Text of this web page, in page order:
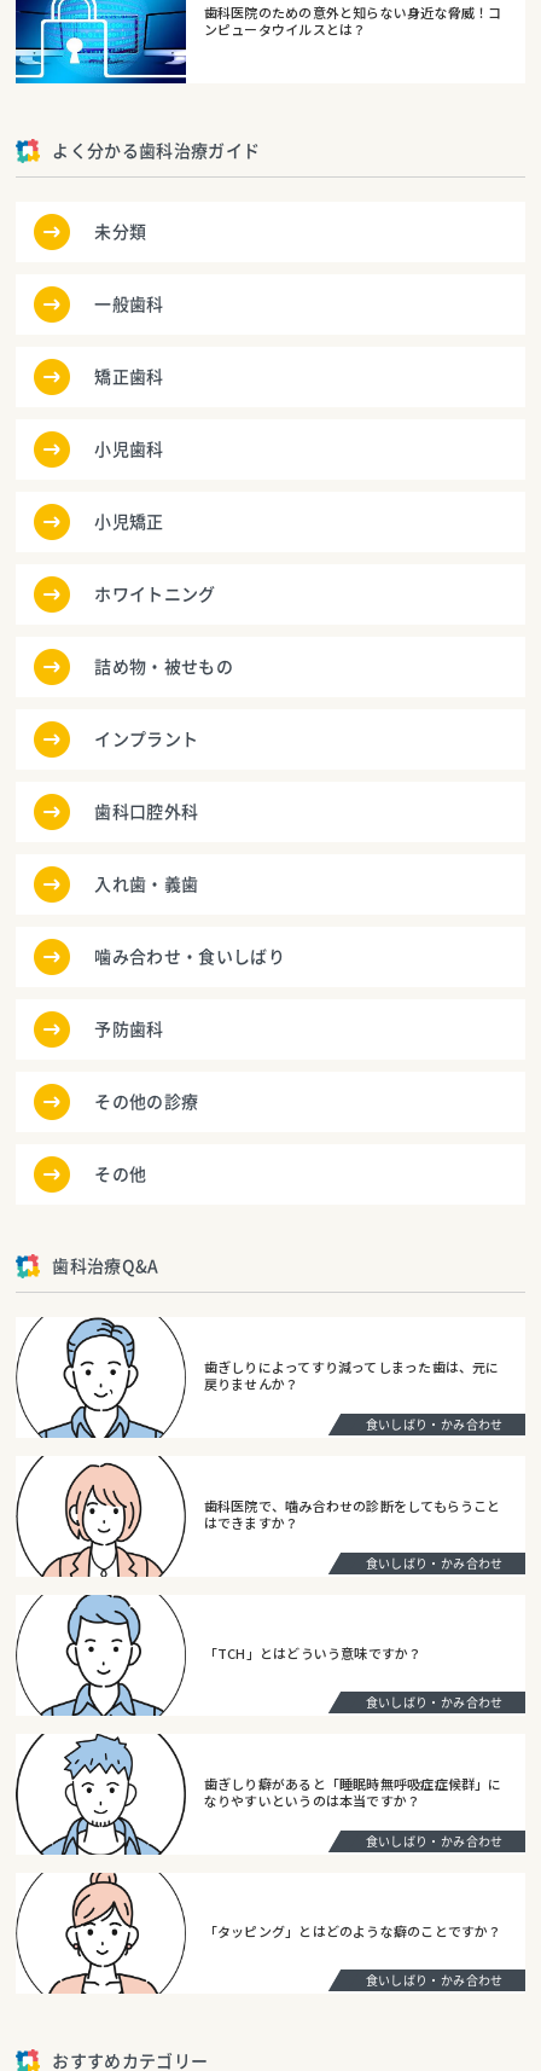
歯科医院のための意外と知らない身近な脅威！コ
ンピュータウイルスとは？
よく分かる歯科治療ガイド
未分類
一般歯科
矯正歯科
小児歯科
小児矯正
ホワイトニング
詰め物・被せもの
インプラント
歯科口腔外科
入れ歯・義歯
噛み合わせ・食いしばり
予防歯科
その他の診療
その他
歯科治療Q&A
歯ぎしりによってすり減ってしまった歯は、元に
戻りませんか？
食いしばり・かみ合わせ
歯科医院で、噛み合わせの診断をしてもらうこと
はできますか？
食いしばり・かみ合わせ
「TCH」とはどういう意味ですか？
食いしばり・かみ合わせ
歯ぎしり癖があると「睡眠時無呼吸症症候群」に
なりやすいというのは本当ですか？
食いしばり・かみ合わせ
「タッピング」とはどのような癖のことですか？
食いしばり・かみ合わせ
おすすめカテゴリー